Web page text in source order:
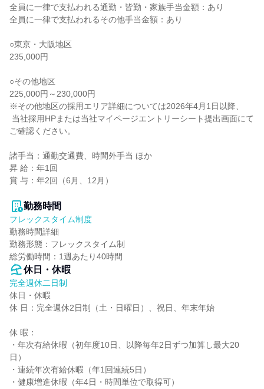
全員に一律で支払われる通勤・皆勤・家族手当金額：あり
全員に一律で支払われるその他手当金額：あり
○東京・大阪地区
235,000円
○その他地区
225,000円～230,000円
※その他地区の採用エリア詳細については2026年4月1日以降、
ご確認ください。
諸手当：通勤交通費、時間外手当 ほか
昇 給：年1回
賞 与：年2回（6月、12月）
勤務時間
フレックスタイム制度
勤務時間詳細
勤務形態：フレックスタイム制
総労働時間：1週あたり40時間
休日・休暇
完全週休二日制
休日・休暇
休 日：完全週休2日制（土・日曜日）、祝日、年末年始
休 暇：
・年次有給休暇（初年度10日、以降毎年2日ずつ加算し最大20
日）
・連続年次有給休暇（年1回連続5日）
・健康増進休暇（年4日・時間単位で取得可）